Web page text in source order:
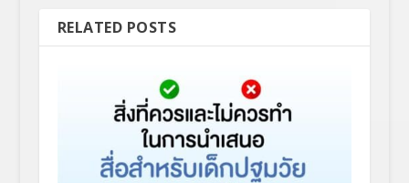
RELATED POSTS